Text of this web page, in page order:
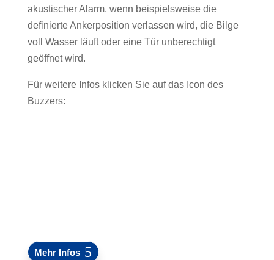
akustischer Alarm, wenn beispielsweise die
definierte Ankerposition verlassen wird, die Bilge
voll Wasser läuft oder eine Tür unberechtigt
geöffnet wird.
Für weitere Infos klicken Sie auf das Icon des
Buzzers:
Mehr Infos